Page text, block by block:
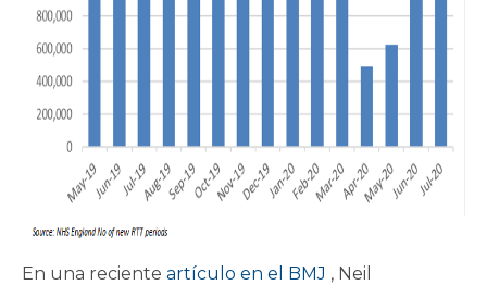
En una reciente artículo en el BMJ , Neil